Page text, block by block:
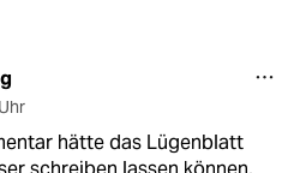
hätte das Lügenblatt